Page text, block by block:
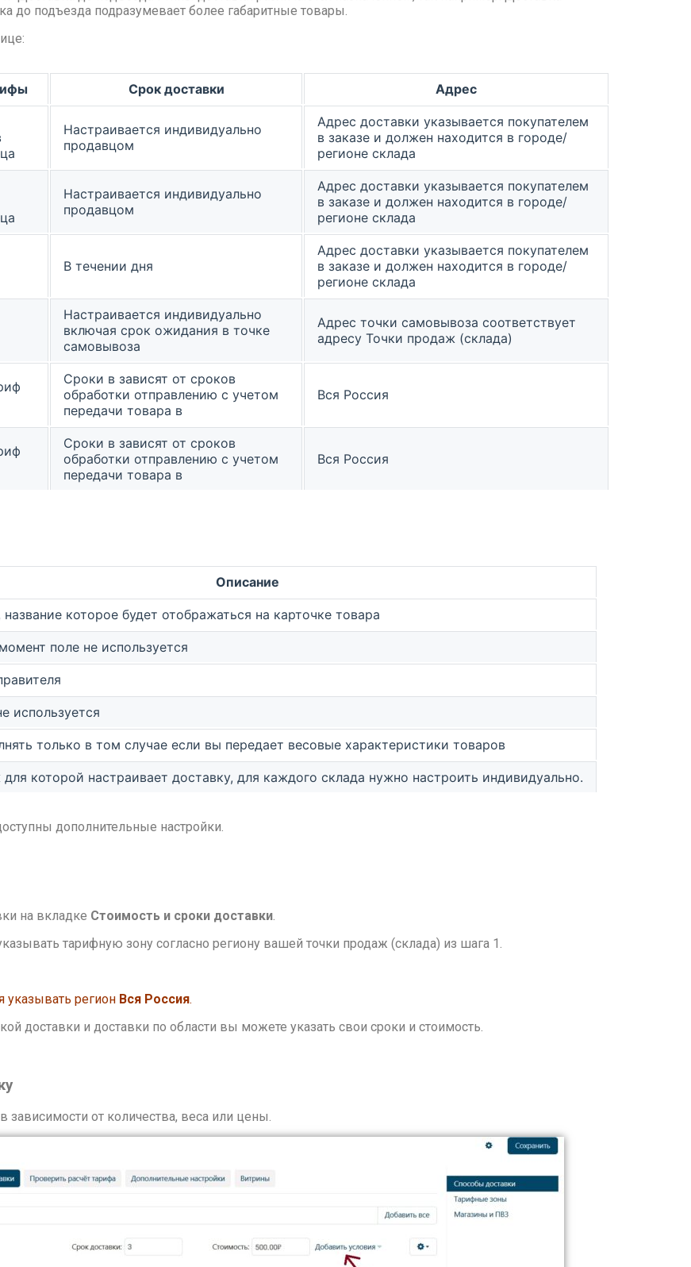
до подъезда подразумевает более габаритные товары.
Срок доставки Адрес
Настраивается индивидуально
продавцом
Адрес доставки указывается покупателем
в заказе и должен находится в городе/
регионе склада
Настраивается индивидуально
продавцом
Адрес доставки указывается покупателем
в заказе и должен находится в городе/
регионе склада
В течении дня
Адрес доставки указывается покупателем
в заказе и должен находится в городе/
регионе склада
Настраивается индивидуально
включая срок ожидания в точке
самовывоза
Адрес точки самовывоза соответствует
адресу Точки продаж (склада)
Сроки в зависят от сроков
обработки отправлению с учетом
передачи товара в
Вся Россия
Сроки в зависят от сроков
обработки отправлению с учетом
передачи товара в
Вся Россия
Описание
которое будет отображаться на карточке товара
поле не используется
используется
только в том случае если вы передает весовые характеристики товаров
которой настраивает доставку, для каждого склада нужно настроить индивидуально.
дополнительные настройки.
на вкладке Стоимость и сроки доставки.
тарифную зону согласно региону вашей точки продаж (склада) из шага 1.
указывать регион Вся Россия.
доставки и доставки по области вы можете указать свои сроки и стоимость.
от количества, веса или цены.